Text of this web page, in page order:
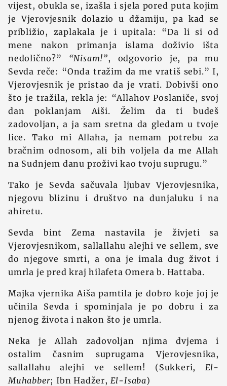
vijest, obukla se, izašla i sjela pored puta kojim
je Vjerovjesnik dolazio u džamiju, pa kad se
približio, zaplakala je i upitala: “Da li si od
mene nakon primanja islama doživio išta
nedolično?” “Nisam!”, odgovorio je, pa mu
Sevda reče: “Onda tražim da me vratiš sebi.” I,
Vjerovjesnik je pristao da je vrati. Dobivši ono
što je tražila, rekla je: “Allahov Poslaniče, svoj
dan poklanjam Aiši. Želim da ti budeš
zadovoljan, a ja sam sretna da gledam u tvoje
lice. Tako mi Allaha, ja nemam potrebu za
bračnim odnosom, ali bih voljela da me Allah
na Sudnjem danu proživi kao tvoju suprugu.”
Tako je Sevda sačuvala ljubav Vjerovjesnika,
njegovu blizinu i društvo na dunjaluku i na
ahiretu.
Sevda bint Zema nastavila je živjeti sa
Vjerovjesnikom, sallallahu alejhi ve sellem, sve
do njegove smrti, a ona je imala dug život i
umrla je pred kraj hilafeta Omera b. Hattaba.
Majka vjernika Aiša pamtila je dobro koje joj je
učinila Sevda i spominjala je po dobru i za
njenog života i nakon što je umrla.
Neka je Allah zadovoljan njima dvjema i
ostalim časnim suprugama Vjerovjesnika,
sallallahu alejhi ve sellem! (Sukkeri, El-
Muhabber; Ibn Hadžer, El-Isaba)